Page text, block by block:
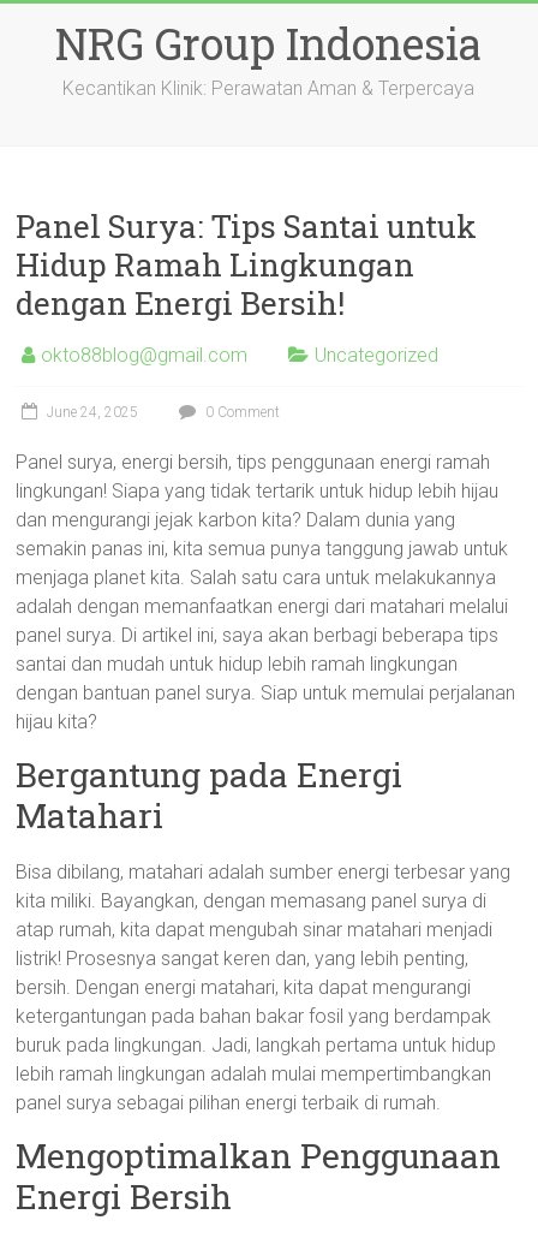
contentNRG Group Indonesia
Kecantikan Klinik: Perawatan Aman & Terpercaya
Panel Surya: Tips Santai untuk
Hidup Ramah Lingkungan
dengan Energi Bersih!
okto88blog@gmail.com Uncategorized
June 24, 2025 0 Comment
Panel surya, energi bersih, tips penggunaan energi ramah
lingkungan! Siapa yang tidak tertarik untuk hidup lebih hijau
dan mengurangi jejak karbon kita? Dalam dunia yang
semakin panas ini, kita semua punya tanggung jawab untuk
menjaga planet kita. Salah satu cara untuk melakukannya
adalah dengan memanfaatkan energi dari matahari melalui
panel surya. Di artikel ini, saya akan berbagi beberapa tips
santai dan mudah untuk hidup lebih ramah lingkungan
dengan bantuan panel surya. Siap untuk memulai perjalanan
hijau kita?
Bergantung pada Energi
Matahari
Bisa dibilang, matahari adalah sumber energi terbesar yang
kita miliki. Bayangkan, dengan memasang panel surya di
atap rumah, kita dapat mengubah sinar matahari menjadi
listrik! Prosesnya sangat keren dan, yang lebih penting,
bersih. Dengan energi matahari, kita dapat mengurangi
ketergantungan pada bahan bakar fosil yang berdampak
buruk pada lingkungan. Jadi, langkah pertama untuk hidup
lebih ramah lingkungan adalah mulai mempertimbangkan
panel surya sebagai pilihan energi terbaik di rumah.
Mengoptimalkan Penggunaan
Energi Bersih